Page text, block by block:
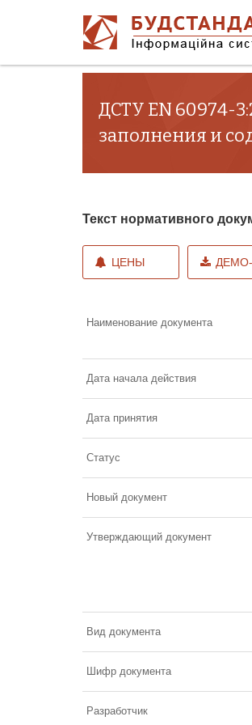
ДСТУ EN 60974-
заполнения и
Текст нормативного
ЦЕНЫ
Наименование документа
Дата начала действия
Дата принятия
Статус
Новый документ
Утверждающий документ
Вид документа
Шифр документа
Разработчик